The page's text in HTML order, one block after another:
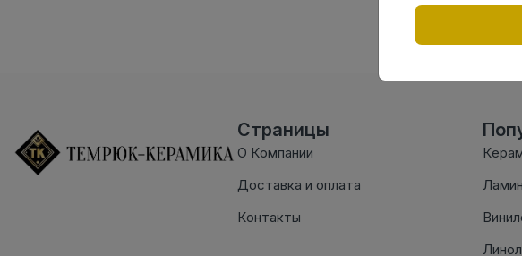
Страницы
О Компании
Доставка и оплата
Контакты